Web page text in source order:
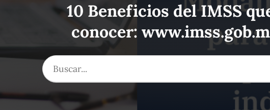
10 Beneficios del IMSS
conocer: